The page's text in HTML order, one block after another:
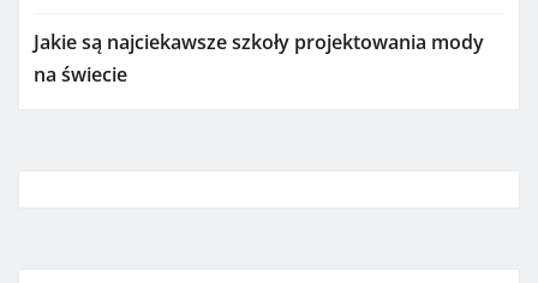
Jakie są najciekawsze szkoły projektowania mody
na świecie